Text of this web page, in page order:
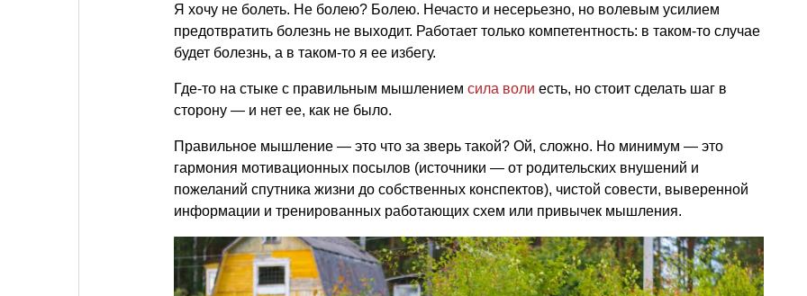
Я хочу не болеть. Не болею? Болею. Нечасто и несерьезно, но волевым усилием
предотвратить болезнь не выходит. Работает только компетентность: в таком-то случае
будет болезнь, а в таком-то я ее избегу.
Где-то на стыке с правильным мышлением сила воли есть, но стоит сделать шаг в
сторону — и нет ее, как не было.
Правильное мышление — это что за зверь такой? Ой, сложно. Но минимум — это
гармония мотивационных посылов (источники — от родительских внушений и
пожеланий спутника жизни до собственных конспектов), чистой совести, выверенной
информации и тренированных работающих схем или привычек мышления.